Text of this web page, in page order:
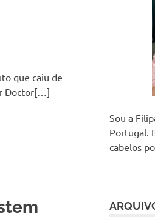
que caiu de
Doctor[…]
Sou a
Portugal.
cabelos